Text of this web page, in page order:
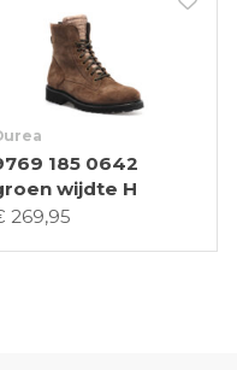
185 0642
wijdte H
269,95